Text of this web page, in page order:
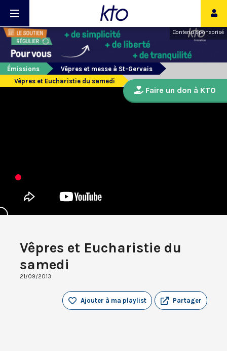
Contenu sponsorisé
Émissions
Vêpres et messe à St-Gervais
Vêpres et Eucharistie du samedi
Vêpres et Eucharistie du
samedi
21/09/2013
Partager
Ajouter à ma playlist
Faire un don à KTO